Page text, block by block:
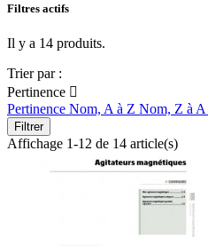
Filtres actifs
Il y a 14 produits.
Trier par :
Pertinence 
Pertinence Nom, A à Z Nom, Z à A
Filtrer
Affichage 1-12 de 14 article(s)